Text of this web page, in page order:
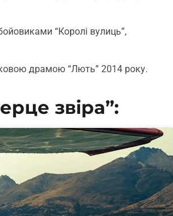
“Королі вулиць”,
драмою “Лють” 2014 року.
звіра”: